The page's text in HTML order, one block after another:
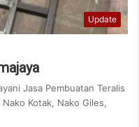
Update
Jasa Pembuatan Teralis
Kotak, Nako Giles,